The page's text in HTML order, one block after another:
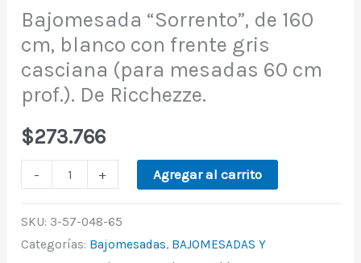
Bajomesada “Sorrento”, de 160
cm, blanco con frente gris
casciana (para mesadas 60 cm
prof.). De Ricchezze.
$273.766
- + Agregar al carrito
SKU: 3-57-048-65
Categorías: Bajomesadas, BAJOMESADAS Y